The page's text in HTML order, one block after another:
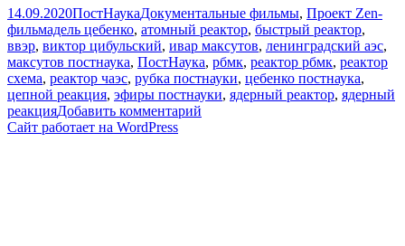
Опубликовано
14.09.2020Автор
ПостНаукаРубрики
Документальные фильмы, Проект Zen-
фильмМетки
адель цебенко, атомный реактор, быстрый реактор,
ввэр, виктор цибульский, ивар максутов, ленинградский аэс,
максутов постнаука, ПостНаука, рбмк, реактор рбмк, реактор
схема, реактор чаэс, рубка постнауки, цебенко постнаука,
цепной реакция, эфиры постнауки, ядерный реактор, ядерный
реакцияДобавить комментарий
Сайт работает на WordPress